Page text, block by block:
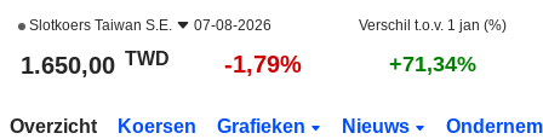
Slotkoers Taiwan S.E. 07-08-2026 Verschil t.o.v. 1 jan (%)
1.650,00 TWD -1,79% +71,34%
Overzicht Koersen Grafieken Nieuws